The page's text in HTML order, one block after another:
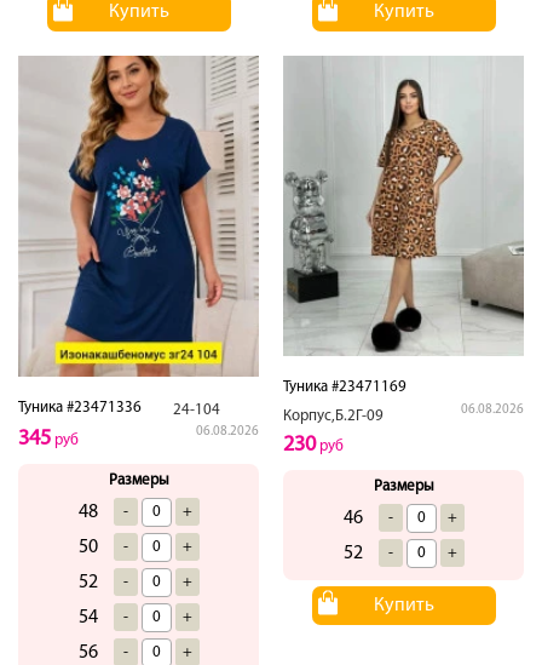
Купить Купить
Туника #23471336 24-104
06.08.2026
345 руб
Размеры
48 - +
50 - +
52 - +
54 - +
56 - +
Туника #23471169
Корпус,Б.2Г-09
06.08.2026
230руб
Размеры
46 - +
52 - +
Купить